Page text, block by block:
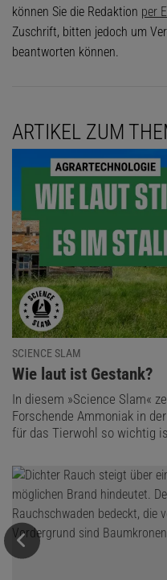
können Sie die Redaktion per
Zuschrift, bitten jedoch um
beantworten können.
ARTIKEL ZUM
SCIENCE SLAM
:
Wie laut ist Gestank?
In diesem »Science Slam«
Forschende Ammoniak in
für das Tierwohl so wichtig